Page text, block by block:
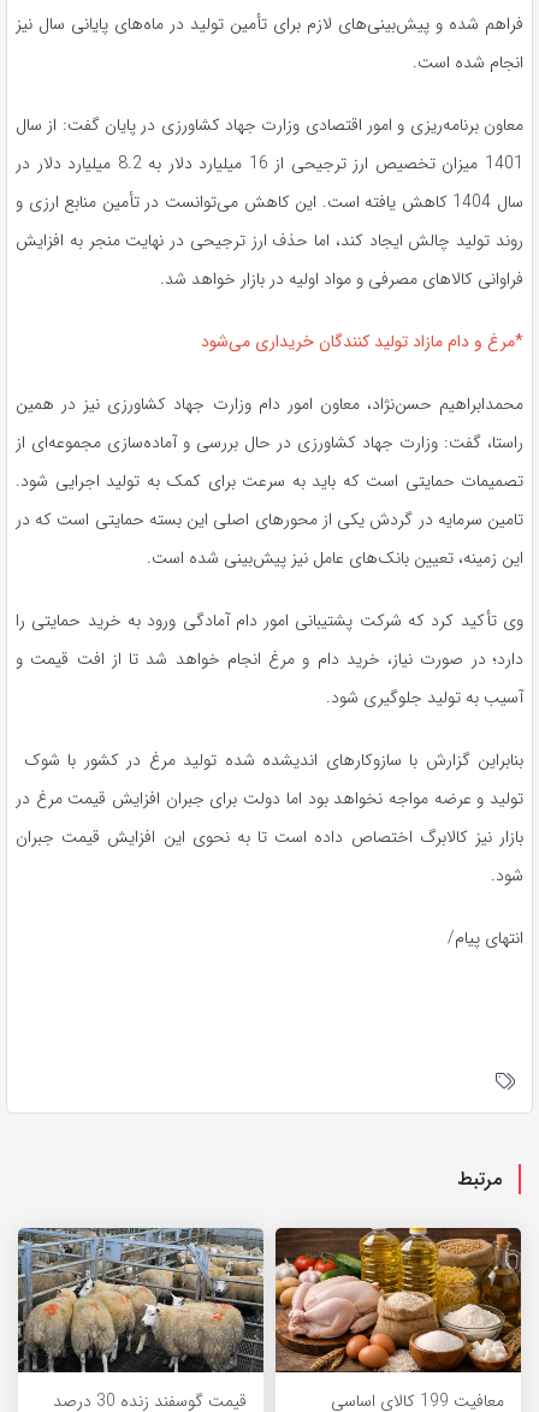
فراهم شده و پیش‌بینی‌های لازم برای تأمین تولید در ماه‌های پایانی سال نیز
انجام شده است.
معاون برنامه‌ریزی و امور اقتصادی وزارت جهاد کشاورزی در پایان گفت: از سال
1401 میزان تخصیص ارز ترجیحی از 16 میلیارد دلار به 8.2 میلیارد دلار در
سال 1404 کاهش یافته است. این کاهش می‌توانست در تأمین منابع ارزی و
روند تولید چالش ایجاد کند، اما حذف ارز ترجیحی در نهایت منجر به افزایش
فراوانی کالاهای مصرفی و مواد اولیه در بازار خواهد شد.
*مرغ و دام مازاد تولید کنندگان خریداری می‌شود
محمدابراهیم حسن‌نژاد، معاون امور دام وزارت جهاد کشاورزی نیز در همین
راستا، گفت: وزارت جهاد کشاورزی در حال بررسی و آماده‌سازی مجموعه‌ای از
تصمیمات حمایتی است که باید به سرعت برای کمک به تولید اجرایی شود.
تامین سرمایه در گردش یکی از محورهای اصلی این بسته حمایتی است که در
این زمینه، تعیین بانک‌های عامل نیز پیش‌بینی شده است.
وی تأکید کرد که شرکت پشتیبانی امور دام آمادگی ورود به خرید حمایتی را
دارد؛ در صورت نیاز، خرید دام و مرغ انجام خواهد شد تا از افت قیمت و
آسیب به تولید جلوگیری شود.
بنابراین گزارش با سازوکارهای اندیشده شده تولید مرغ در کشور با شوک
تولید و عرضه مواجه نخواهد بود اما دولت برای جبران افزایش قیمت مرغ در
بازار نیز کالابرگ اختصاص داده است تا به نحوی این افزایش قیمت جبران
شود.
انتهای پیام/
مرتبط
معافیت 199 کالای اساسی قیمت گوسفند زنده 30 درصد